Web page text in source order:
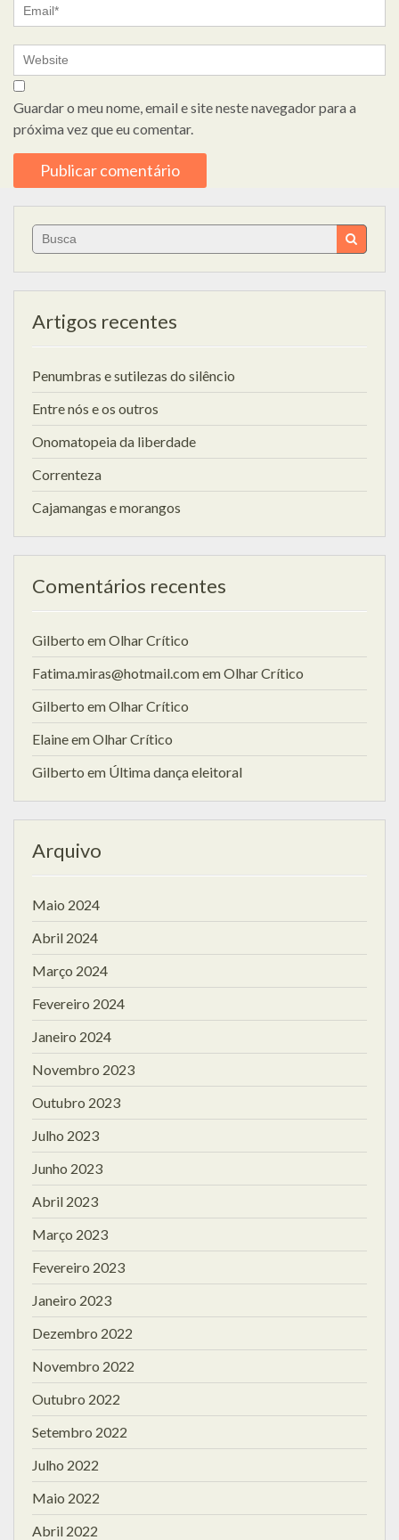
Guardar o meu nome, email e site neste navegador para a
próxima vez que eu comentar.
Search
for:
Artigos recentes
Penumbras e sutilezas do silêncio
Entre nós e os outros
Onomatopeia da liberdade
Correnteza
Cajamangas e morangos
Comentários recentes
Gilberto emOlhar Crítico
Fatima.miras@hotmail.comemOlhar Crítico
Gilberto emOlhar Crítico
ElaineemOlhar Crítico
Gilberto em Última dança eleitoral
Arquivo
Maio 2024
Abril 2024
Março 2024
Fevereiro 2024
Janeiro 2024
Novembro 2023
Outubro 2023
Julho 2023
Junho 2023
Abril 2023
Março 2023
Fevereiro 2023
Janeiro 2023
Dezembro 2022
Novembro 2022
Outubro 2022
Setembro 2022
Julho 2022
Maio 2022
Abril 2022